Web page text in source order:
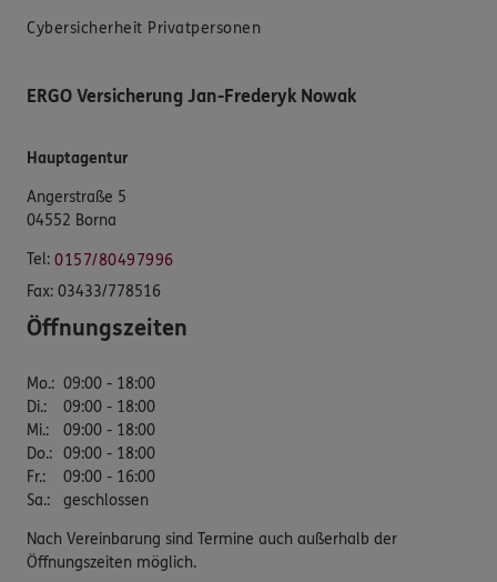
Cybersicherheit Privatpersonen
ERGO Versicherung Jan-Frederyk Nowak
Hauptagentur
Angerstraße 5
04552 Borna
Tel: 0157/80497996
Fax: 03433/778516
Öffnungszeiten
Mo.: 09:00 - 18:00
Di.:
09:00 - 18:00
Mi.:
09:00 - 18:00
Do.: 09:00 - 18:00
Fr.:
09:00 - 16:00
Sa.: geschlossen
Nach Vereinbarung sind Termine auch außerhalb der
Öffnungszeiten möglich.